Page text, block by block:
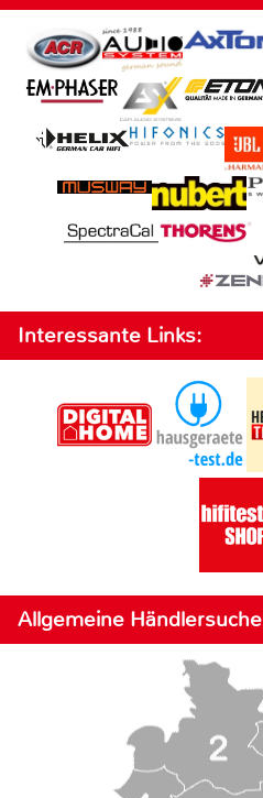
Interessante Links:
Allgemeine Händlersuche